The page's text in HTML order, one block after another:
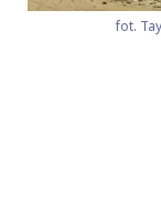
fot.